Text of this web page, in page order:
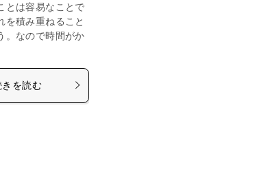
とは容易なことで
を積み重ねること
。なので時間がか
きを読む